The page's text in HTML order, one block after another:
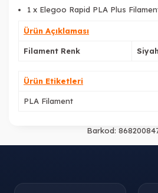
1 x Elegoo Rapid PLA Plus
Ürün Açıklaması
Filament Renk Siyah
Ürün Etiketleri
PLA Filament
Barkod: